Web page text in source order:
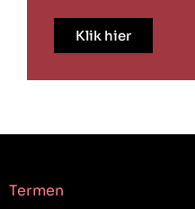
Klik hier
Termen